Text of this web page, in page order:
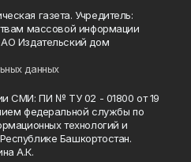
газета. Учредитель:
массовой информации
Издательский дом
данных
СМИ: ПИ № ТУ 02 - 01800 от 19
федеральной службы по
технологий и
Башкортостан.
А.К.